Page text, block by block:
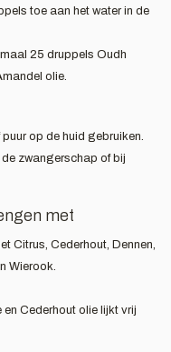
toe aan het water in de
25 druppels Oudh
olie.
op de huid gebruiken.
zwangerschap of bij
met
Citrus, Cederhout, Dennen,
Wierook.
Cederhout olie lijkt vrij